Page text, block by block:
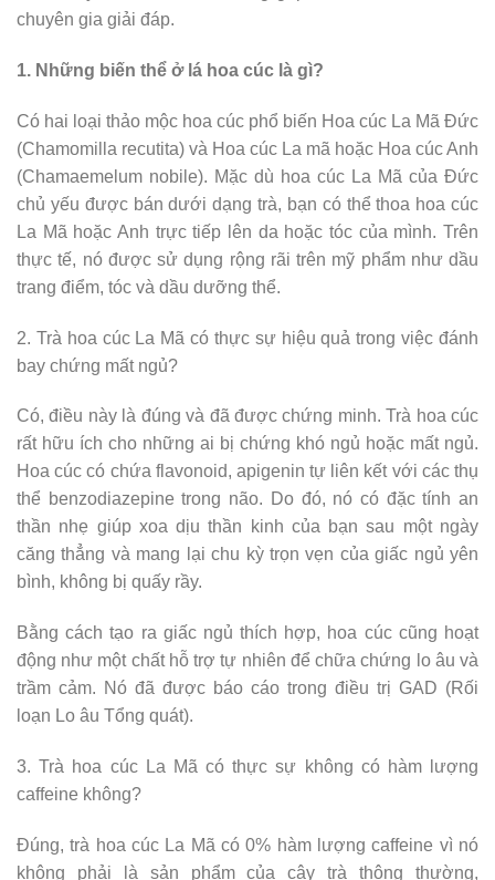
chuyên gia giải đáp.
1. Những biến thể ở lá hoa cúc là gì?
Có hai loại thảo mộc hoa cúc phổ biến Hoa cúc La Mã Đức
(Chamomilla recutita) và Hoa cúc La mã hoặc Hoa cúc Anh
(Chamaemelum nobile). Mặc dù hoa cúc La Mã của Đức
chủ yếu được bán dưới dạng trà, bạn có thể thoa hoa cúc
La Mã hoặc Anh trực tiếp lên da hoặc tóc của mình. Trên
thực tế, nó được sử dụng rộng rãi trên mỹ phẩm như dầu
trang điểm, tóc và dầu dưỡng thể.
2. Trà hoa cúc La Mã có thực sự hiệu quả trong việc đánh
bay chứng mất ngủ?
Có, điều này là đúng và đã được chứng minh. Trà hoa cúc
rất hữu ích cho những ai bị chứng khó ngủ hoặc mất ngủ.
Hoa cúc có chứa flavonoid, apigenin tự liên kết với các thụ
thể benzodiazepine trong não. Do đó, nó có đặc tính an
thần nhẹ giúp xoa dịu thần kinh của bạn sau một ngày
căng thẳng và mang lại chu kỳ trọn vẹn của giấc ngủ yên
bình, không bị quấy rầy.
Bằng cách tạo ra giấc ngủ thích hợp, hoa cúc cũng hoạt
động như một chất hỗ trợ tự nhiên để chữa chứng lo âu và
trầm cảm. Nó đã được báo cáo trong điều trị GAD (Rối
loạn Lo âu Tổng quát).
3. Trà hoa cúc La Mã có thực sự không có hàm lượng
caffeine không?
Đúng, trà hoa cúc La Mã có 0% hàm lượng caffeine vì nó
không phải là sản phẩm của cây trà thông thường,